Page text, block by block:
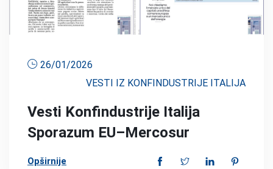
26/01/2026
VESTI IZ KONFINDUSTRIJE ITALIJA
Vesti Konfindustrije Italija
Sporazum EU–Mercosur
Opširnije